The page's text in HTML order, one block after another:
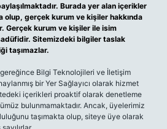
Burada yer alan içerikler
olup, gerçek kurum ve kişiler hakkında
Gerçek kurum ve kişiler ile isim
Sitemizdeki bilgiler taslak
taşımazlar.
gereğince Bilgi Teknolojileri ve İletişim
bir Yer Sağlayıcı olarak hizmet
içerikleri proaktif olarak denetleme
bulunmamaktadır. Ancak, üyelerimiz
taşımakta olup, siteye üye olarak